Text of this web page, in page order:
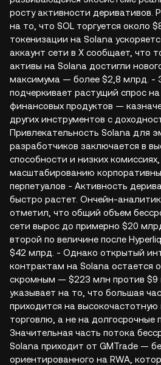
росту активности деривативов.
на то, что SOL торгуется около
токенизации на Solana
аккаунт сети в X сообщает, что
активы на Solana достигли
максимума — более $2,8 млрд. -
подчеркивает растущий спрос
финансовых продуктов —
других инструментов с
Привлекательность Solana для
разработчиков заключается в
способности и низких
масштабированию
перпетуалов - Активность
быстро растет. Ончейн-
отметил, что общий объем
сети вырос до примерно $20
второй по величине после
$42 млрд. - Однако открытый
контрактам на Solana остается
скромным — $223 млн против $9
указывает на то, что большая
приходится на
торговлю, а не на долгосрочные
Значительная часть потока
Solana приходит от GMTrade —
ориентированного на RWA,